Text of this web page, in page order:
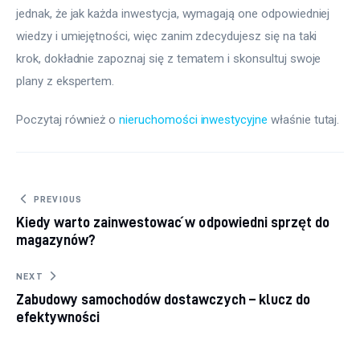
jednak, że jak każda inwestycja, wymagają one odpowiedniej
wiedzy i umiejętności, więc zanim zdecydujesz się na taki
krok, dokładnie zapoznaj się z tematem i skonsultuj swoje
plany z ekspertem.
Poczytaj również o nieruchomości inwestycyjne właśnie tutaj.
Nawigacja wpisu
PREVIOUS
Kiedy warto zainwestować w odpowiedni sprzęt do
magazynów?
NEXT
Zabudowy samochodów dostawczych – klucz do
efektywności